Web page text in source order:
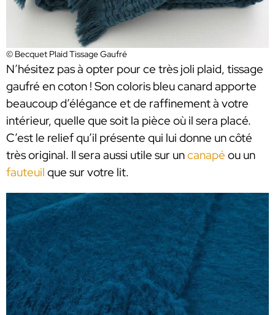
© Becquet Plaid Tissage Gaufré
N’hésitez pas à opter pour ce très joli plaid, tissage
gaufré en coton ! Son coloris bleu canard apporte
beaucoup d’élégance et de raffinement à votre
intérieur, quelle que soit la pièce où il sera placé.
C’est le relief qu’il présente qui lui donne un côté
très original. Il sera aussi utile sur uncanapé ou un
fauteuil que sur votre lit.